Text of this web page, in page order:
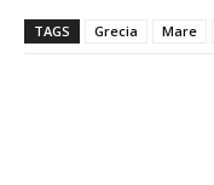
TAGS Grecia Mare